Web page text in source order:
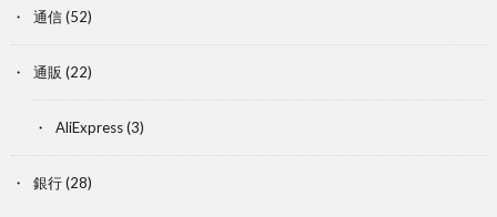
通信(52)
通販 (22)
AliExpress(3)
銀行(28)